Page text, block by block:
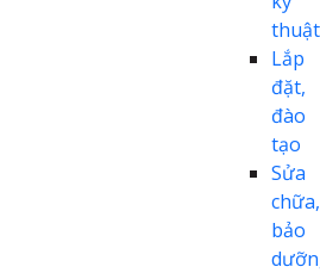
thuật
Lắp
đặt,
đào
tạo
Sửa
chữa,
bảo